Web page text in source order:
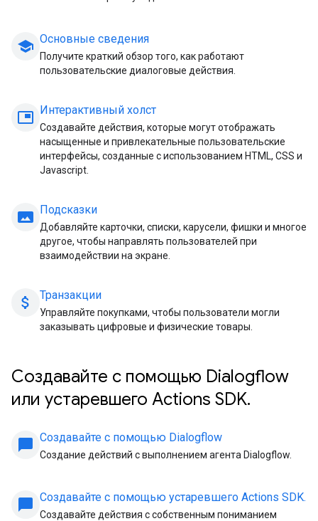
school Основные сведения
Получите краткий обзор того, как работают
пользовательские диалоговые действия.
picture_in_picture Интерактивный холст
Создавайте действия, которые могут отображать
насыщенные и привлекательные пользовательские
интерфейсы, созданные с использованием HTML, CSS и
Javascript.
panorama Подсказки
Добавляйте карточки, списки, карусели, фишки и многое
другое, чтобы направлять пользователей при
взаимодействии на экране.
attach_money Транзакции
Управляйте покупками, чтобы пользователи могли
заказывать цифровые и физические товары.
Создавайте с помощью Dialogflow
или устаревшего Actions SDK.
chat_bubble Создавайте с помощью Dialogflow
Создание действий с выполнением агента Dialogflow.
chat_bubble Создавайте с помощью устаревшего Actions SDK.
Создавайте действия с собственным пониманием